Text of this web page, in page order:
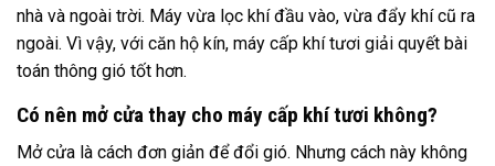
nhà và ngoài trời. Máy vừa lọc khí đầu vào, vừa đẩy khí cũ ra
ngoài. Vì vậy, với căn hộ kín, máy cấp khí tươi giải quyết bài
toán thông gió tốt hơn.
Có nên mở cửa thay cho máy cấp khí tươi không?
Mở cửa là cách đơn giản để đổi gió. Nhưng cách này không